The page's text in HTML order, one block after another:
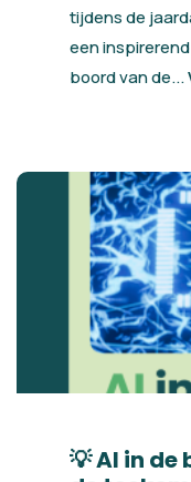
tijdens de
een
boord van de...
💡 AI in de